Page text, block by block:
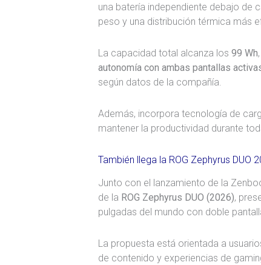
una batería independiente debajo de
peso y una distribución térmica más
La capacidad total alcanza los 99 Wh
autonomía con ambas pantallas
según datos de la compañía.
Además, incorpora tecnología de
mantener la productividad durante
También llega la ROG Zephyrus DUO
Junto con el lanzamiento de la
de la ROG Zephyrus DUO (2026),
pulgadas del mundo con doble
La propuesta está orientada a
de contenido y experiencias de